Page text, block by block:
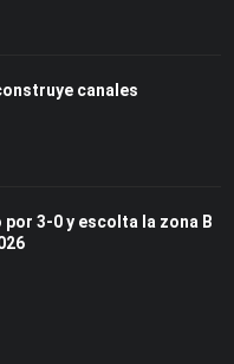
canales
por 3-0 y escolta la zona B